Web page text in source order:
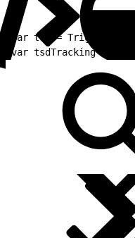
var tsd =
var tsdTracking =